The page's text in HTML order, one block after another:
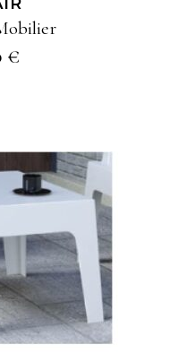
€
À MA